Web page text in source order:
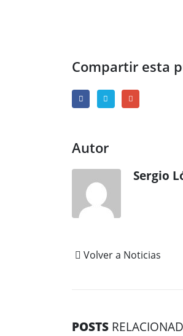
Compartir esta
Autor
Sergio
Volver a Noticias
POSTS